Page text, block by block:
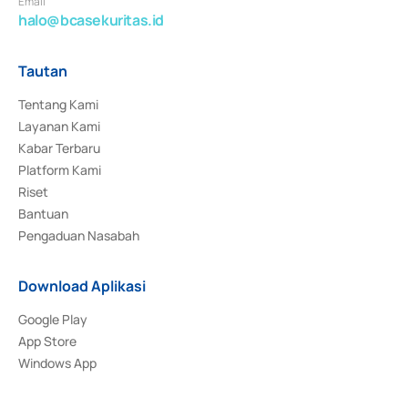
halo@bcasekuritas.id
Tautan
Tentang Kami
Layanan Kami
Kabar Terbaru
Platform Kami
Riset
Bantuan
Pengaduan Nasabah
Download Aplikasi
Google Play
App Store
Windows App